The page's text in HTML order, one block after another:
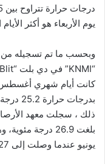
يوم الأربعاء هو أكثر
وبحسب ما تم تسجيله من
كانت أيام شهري أغسطس
ذلك ، سجلت معهد
يونيو عندما وصلت إلى 27 درجة مئوية.